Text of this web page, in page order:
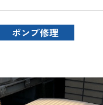
ポンプ修理